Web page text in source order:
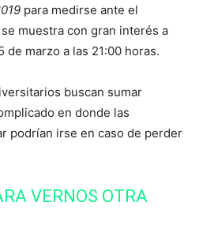
para medirse ante el
muestra con gran interés a
marzo a las 21:00 horas.
buscan sumar
en donde las
podrían irse en caso de perder
VERNOS OTRA